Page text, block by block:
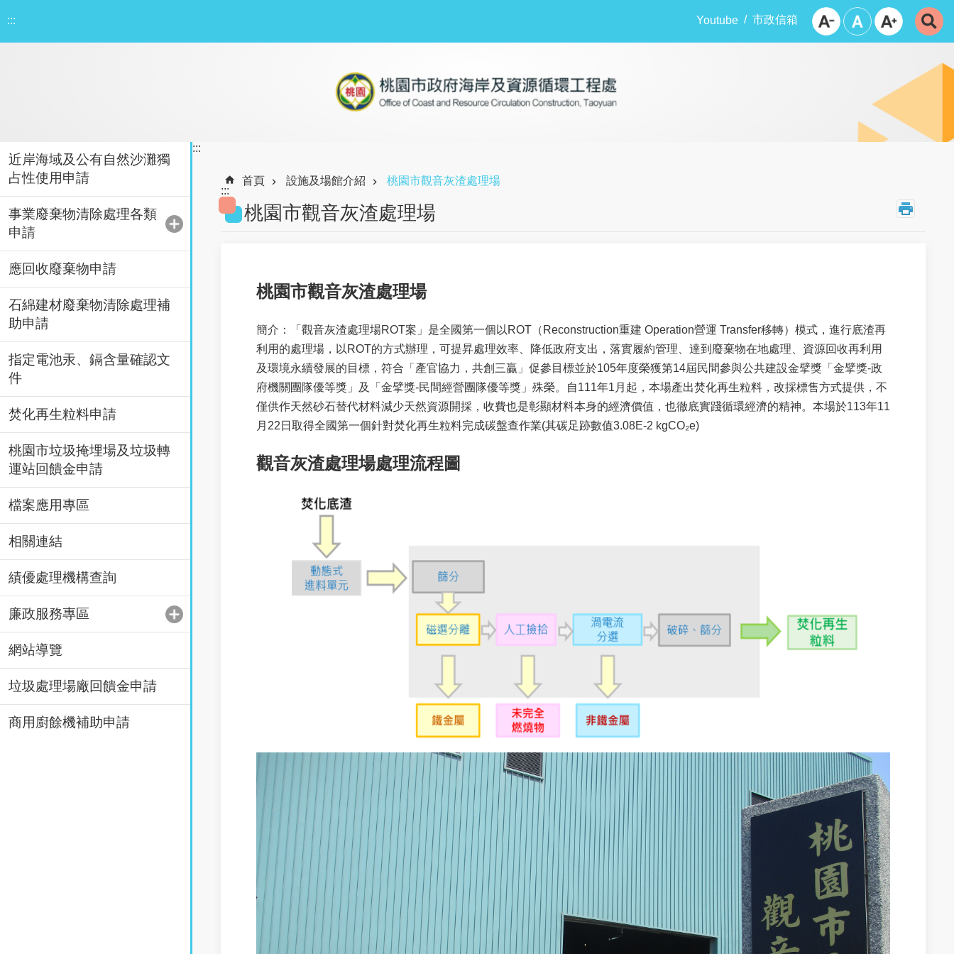
::: Youtube 市政信箱
近岸海域及公有自然沙灘獨
占性使用申請
事業廢棄物清除處理各類
申請
應回收廢棄物申請
石綿建材廢棄物清除處理補
助申請
指定電池汞、鎘含量確認文
件
焚化再生粒料申請
桃園市垃圾掩埋場及垃圾轉
運站回饋金申請
檔案應用專區
相關連結
績優處理機構查詢
廉政服務專區
網站導覽
垃圾處理場廠回饋金申請
商用廚餘機補助申請
:::
:::
首頁 設施及場館介紹 桃園市觀音灰渣處理場
桃園市觀音灰渣處理場
桃園市觀音灰渣處理場
簡介：「觀音灰渣處理場ROT案」是全國第一個以ROT（Reconstruction重建 Operation營運 Transfer移轉）模式，進行底渣再
利用的處理場，以ROT的方式辦理，可提昇處理效率、降低政府支出，落實履約管理、達到廢棄物在地處理、資源回收再利用
及環境永續發展的目標，符合「產官協力，共創三贏」促參目標並於105年度榮獲第14屆民間參與公共建設金擘獎「金擘獎-政
府機關團隊優等獎」及「金擘獎-民間經營團隊優等獎」殊榮。自111年1月起，本場產出焚化再生粒料，改採標售方式提供，不
僅供作天然砂石替代材料減少天然資源開採，收費也是彰顯材料本身的經濟價值，也徹底實踐循環經濟的精神。本場於113年11
月22日取得全國第一個針對焚化再生粒料完成碳盤查作業(其碳足跡數值3.08E-2 kgCO₂e)
觀音灰渣處理場處理流程圖